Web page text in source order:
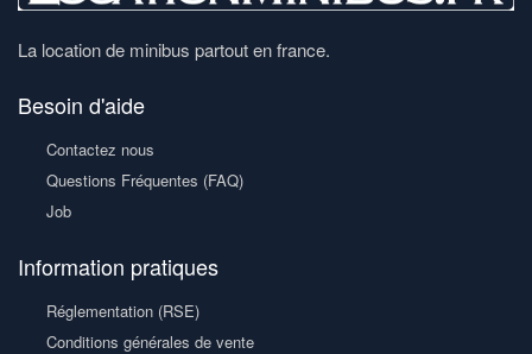
La location de minibus partout en france.
Besoin d'aide
Contactez nous
Questions Fréquentes (FAQ)
Job
Information pratiques
Réglementation (RSE)
Conditions générales de vente